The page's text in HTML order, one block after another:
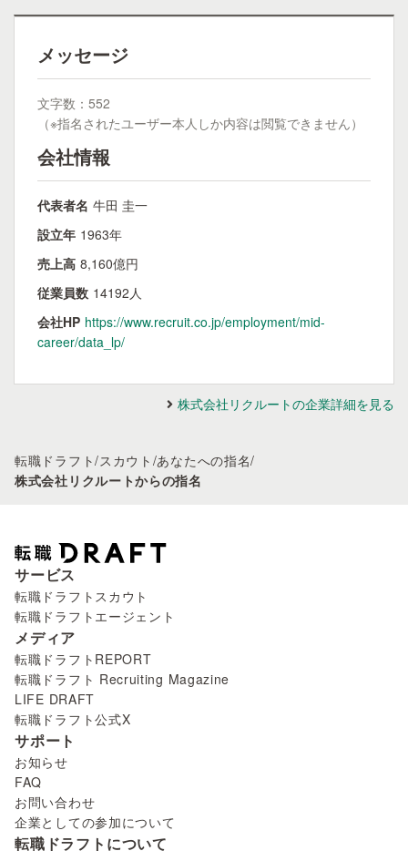
メッセージ
文字数：552
（※指名されたユーザー本人しか内容は閲覧できません）
会社情報
代表者名 牛田 圭一
設立年 1963年
売上高 8,160億円
従業員数 14192人
会社HP https://www.recruit.co.jp/employment/mid-
career/data_lp/
株式会社リクルートの企業詳細を見る
転職ドラフト/スカウト /あなたへの指名/
株式会社リクルートからの指名
サービス
転職ドラフトスカウト
転職ドラフトエージェント
メディア
転職ドラフトREPORT
転職ドラフト Recruiting Magazine
LIFE DRAFT
転職ドラフト公式X
サポート
お知らせ
FAQ
お問い合わせ
企業としての参加について
転職ドラフトについて